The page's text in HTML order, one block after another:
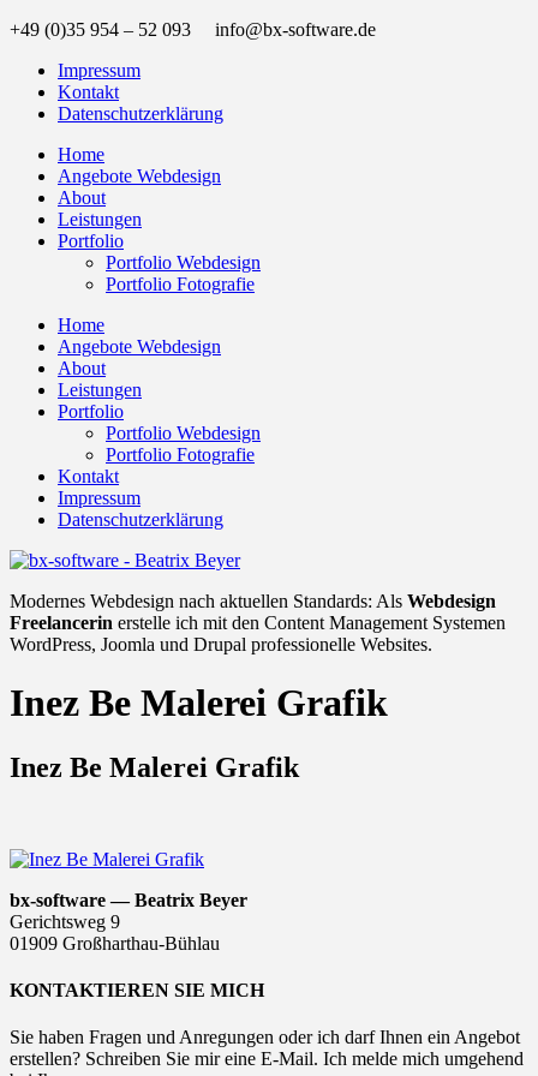
+49 (0)35 954 – 52 093 info@bx-software.de
Impressum
Kontakt
Datenschutzerklärung
Home
Angebote Webdesign
About
Leistungen
Portfolio
Portfolio Webdesign
Portfolio Fotografie
Home
Angebote Webdesign
About
Leistungen
Portfolio
Portfolio Webdesign
Portfolio Fotografie
Kontakt
Impressum
Datenschutzerklärung
Modernes Webdesign nach aktuellen Standards: Als Webdesign
Freelancerin erstelle ich mit den Content Management Systemen
WordPress, Joomla und Drupal professionelle Websites.
Inez Be Malerei Grafik
Inez Be Malerei Grafik
bx-software — Beatrix Beyer
Gerichtsweg 9
01909 Großharthau-Bühlau
KONTAKTIEREN SIE MICH
Sie haben Fragen und Anregungen oder ich darf Ihnen ein Angebot
erstellen? Schreiben Sie mir eine E-Mail. Ich melde mich umgehend